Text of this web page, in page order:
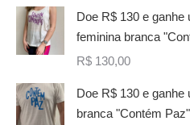
Doe R$ 130 e
feminina branca
R$ 130,00
Doe R$ 130 e
branca "Contém Paz"